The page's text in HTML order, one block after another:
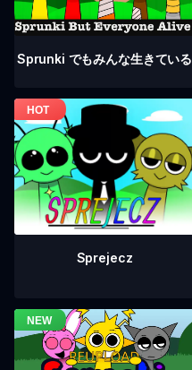
Sprunki でもみんな生きている
Sprejecz